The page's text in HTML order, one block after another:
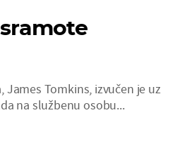
Tomkins, izvučen je uz
na službenu osobu...